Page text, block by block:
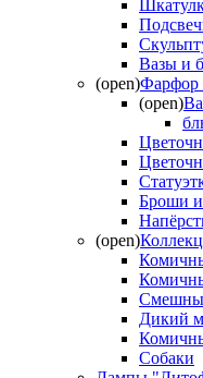
Вазы и
(open)Фарфор
(open)
Броши
(open)
Дикий
Собаки